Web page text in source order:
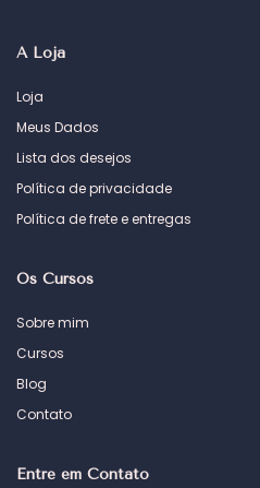
A Loja
Loja
Meus Dados
Lista dos desejos
Política de privacidade
Política de frete e entregas
Os Cursos
Sobre mim
Cursos
Blog
Contato
Entre em Contato